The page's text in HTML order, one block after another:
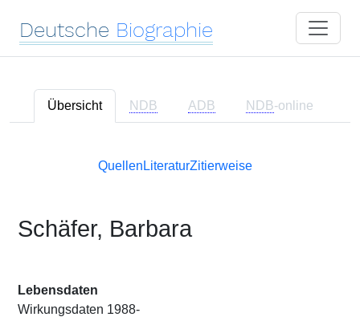
Deutsche Biographie
Übersicht NDB ADB NDB-online
Quellen LiteraturZitierweise
Schäfer, Barbara
Lebensdaten
Wirkungsdaten 1988-